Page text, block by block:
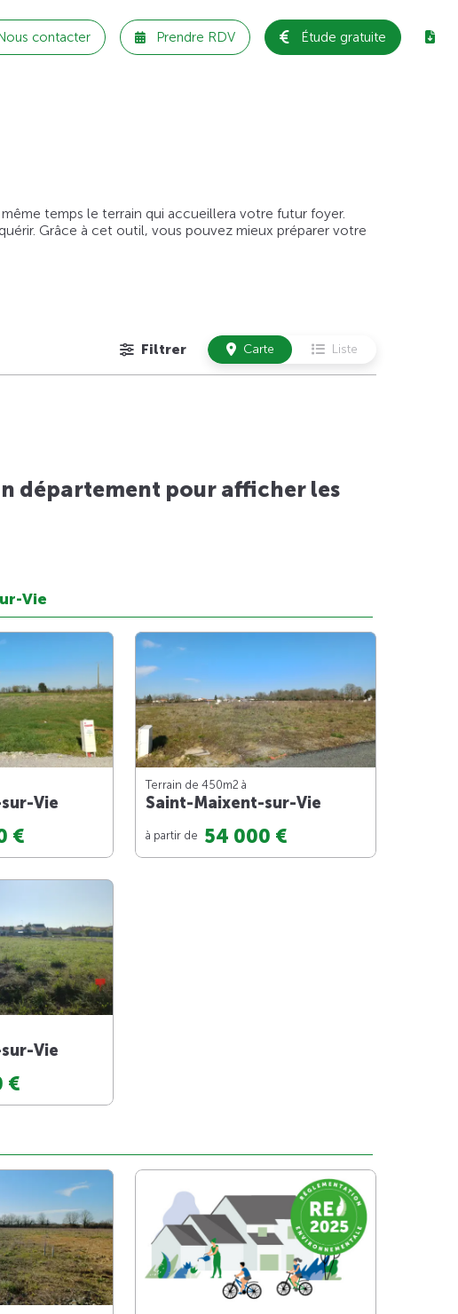
contacter Prendre RDV Étude gratuite
temps le terrain qui accueillera votre futur foyer.
Grâce à cet outil, vous pouvez mieux préparer votre
Filtrer Carte Liste
département pour afficher les
Vie
Vie
€
Terrain de 450m2 à
Saint-Maixent-sur-Vie
à partir de 54 000 €
Vie
€